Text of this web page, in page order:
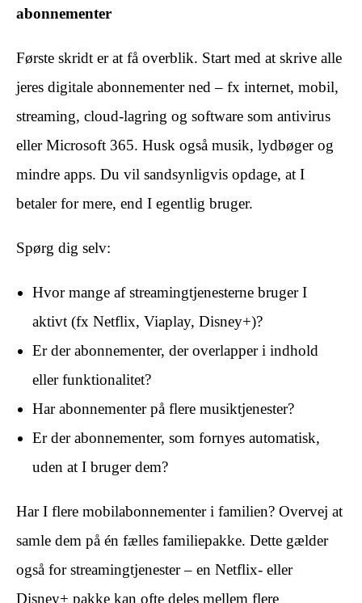
abonnementer
Første skridt er at få overblik. Start med at skrive alle
jeres digitale abonnementer ned – fx internet, mobil,
streaming, cloud-lagring og software som antivirus
eller Microsoft 365. Husk også musik, lydbøger og
mindre apps. Du vil sandsynligvis opdage, at I
betaler for mere, end I egentlig bruger.
Spørg dig selv:
Hvor mange af streamingtjenesterne bruger I
aktivt (fx Netflix, Viaplay, Disney+)?
Er der abonnementer, der overlapper i indhold
eller funktionalitet?
Har abonnementer på flere musiktjenester?
Er der abonnementer, som fornyes automatisk,
uden at I bruger dem?
Har I flere mobilabonnementer i familien? Overvej at
samle dem på én fælles familiepakke. Dette gælder
også for streamingtjenester – en Netflix- eller
Disney+ pakke kan ofte deles mellem flere